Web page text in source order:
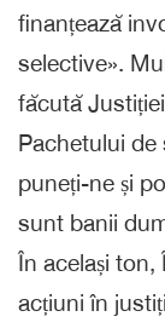
finanțează
selective».
făcută
Pachetului de
puneți-ne și
sunt banii
În același ton,
acțiuni în